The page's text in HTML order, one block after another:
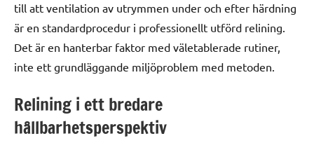
till att ventilation av utrymmen under och efter härdning
är en standardprocedur i professionellt utförd relining.
Det är en hanterbar faktor med väletablerade rutiner,
inte ett grundläggande miljöproblem med metoden.
Relining i ett bredare
hållbarhetsperspektiv